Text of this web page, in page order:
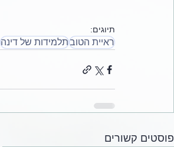
תיוגים:
ראיית הטובתלמידות של דינה
פוסטים קשורים